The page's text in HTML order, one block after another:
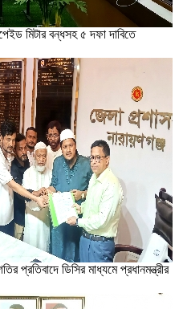
মিটার বন্ধসহ ৫ দফা দাবিতে
প্রতিবাদে ডিসির মাধ্যমে প্রধানমন্ত্রীর